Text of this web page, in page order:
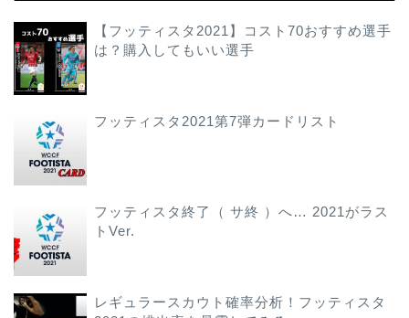
【フッティスタ2021】コスト70おすすめ選手
は？購入してもいい選手
フッティスタ2021第7弾カードリスト
フッティスタ終了（ サ終 ）へ… 2021がラス
トVer.
レギュラースカウト確率分析！フッティスタ